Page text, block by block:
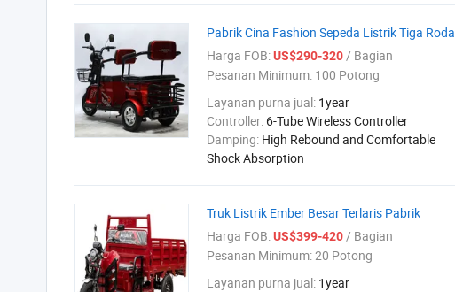
Pabrik Cina Fashion Sepeda Listrik Tiga Roda
Harga FOB:US$290-320/ Bagian
Pesanan Minimum: 100 Potong
Layanan purna jual: 1year
Controller: 6-Tube Wireless Controller
Damping: High Rebound and Comfortable
Shock Absorption
Truk Listrik Ember Besar Terlaris Pabrik
Harga FOB:US$399-420/ Bagian
Pesanan Minimum:20 Potong
Layanan purna jual: 1year